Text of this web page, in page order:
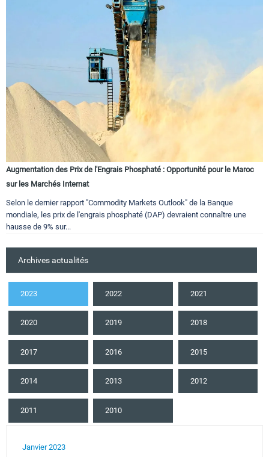
Augmentation des Prix de l'Engrais Phosphaté : Opportunité pour le Maroc
sur les Marchés Internat
Selon le dernier rapport "Commodity Markets Outlook" de la Banque
mondiale, les prix de l'engrais phosphaté (DAP) devraient connaître une
hausse de 9% sur...
Archives actualités
2023 2022 2021
2020 2019 2018
2017 2016 2015
2014 2013 2012
2011 2010
Janvier 2023